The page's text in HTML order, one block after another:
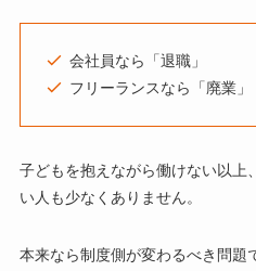
会社員なら「退職」
フリーランスなら「廃業」
子どもを抱えながら働けない以上
い人も少なくありません。
本来なら制度側が変わるべき問題